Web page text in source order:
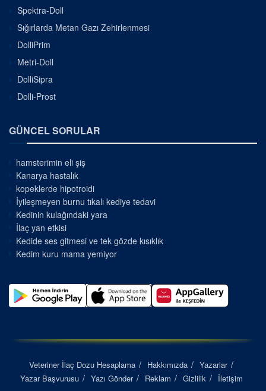
Spektra-Doll
Sığırlarda Metan Gazı Zehirlenmesi
DolliPrim
Metri-Doll
DolliSipra
Dolli-Prost
GÜNCEL SORULAR
hamsterimin eli şiş
Kanarya hastalık
kopeklerde hipotroidi
İyileşmeyen burnu tıkalı kediye tedavi
Kedinin kulağındaki yara
İlaç yan etkisi
Kedide ses gitmesi ve tek gözde kısıklık
Kedim kuru mama yemiyor
Veteriner İlaç Dozu Hesaplama Hakkımızda
Yazarlar
Yazar Başvurusu
Yazı Gönder Reklam Gizlilik İletişim